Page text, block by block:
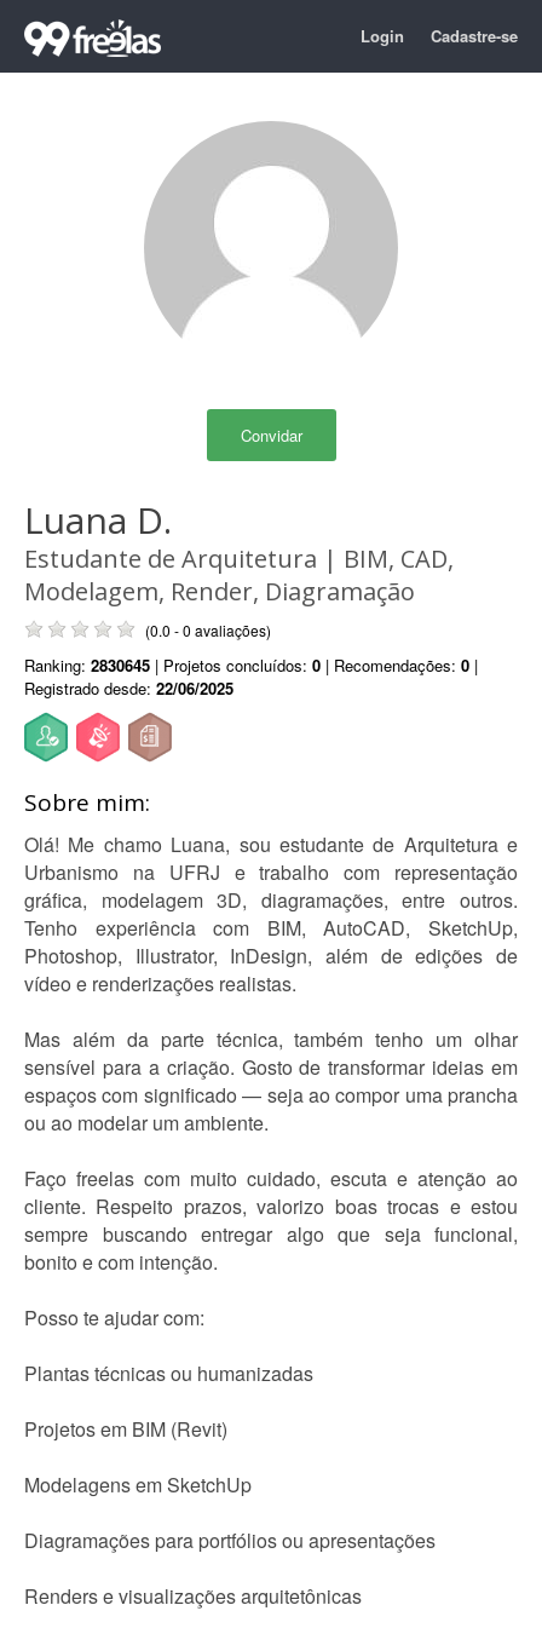
Login Cadastre-se
Convidar
Luana D.
Estudante de Arquitetura | BIM, CAD,
Modelagem, Render, Diagramação
(0.0 - 0 avaliações)
Ranking: 2830645 | Projetos concluídos: 0 | Recomendações: 0 |
Registrado desde: 22/06/2025
Sobre mim:
Olá! Me chamo Luana, sou estudante de Arquitetura e
Urbanismo na UFRJ e trabalho com representação
gráfica, modelagem 3D, diagramações, entre outros.
Tenho experiência com BIM, AutoCAD, SketchUp,
Photoshop, Illustrator, InDesign, além de edições de
vídeo e renderizações realistas.
Mas além da parte técnica, também tenho um olhar
sensível para a criação. Gosto de transformar ideias em
espaços com significado — seja ao compor uma prancha
ou ao modelar um ambiente.
Faço freelas com muito cuidado, escuta e atenção ao
cliente. Respeito prazos, valorizo boas trocas e estou
sempre buscando entregar algo que seja funcional,
bonito e com intenção.
Posso te ajudar com:
Plantas técnicas ou humanizadas
Projetos em BIM (Revit)
Modelagens em SketchUp
Diagramações para portfólios ou apresentações
Renders e visualizações arquitetônicas